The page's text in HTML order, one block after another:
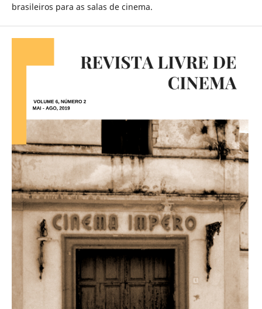
brasileiros para as salas de cinema.